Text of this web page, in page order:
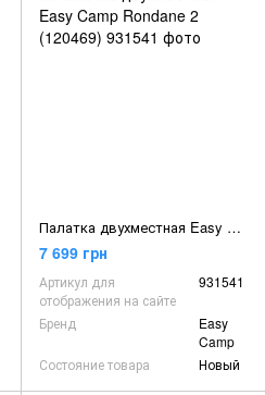
Палатка двухместная Easy Camp Rondane 2 (120469)
7 699 грн
Артикул для
отображения на сайте
931541
Бренд
Easy
Camp
Состояние товара
Новый